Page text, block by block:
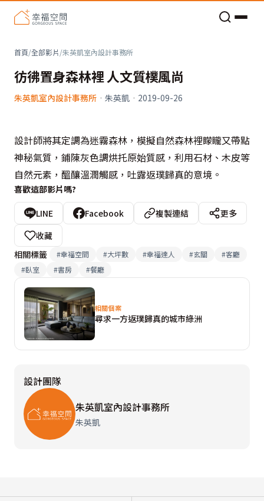
首頁/全部影片/朱英凱室內設計事務所
彷彿置身森林裡 人文質樸風尚
朱英凱室內設計事務所 · 朱英凱 · 2019-09-26
設計師將其定調為迷霧森林，模擬自然森林裡矇矓又帶點
神秘氣質，鋪陳灰色調烘托原始質感，利用石材、木皮等
自然元素，醞釀溫潤觸感，吐露返璞歸真的意境。
喜歡這部影片嗎?
LINE Facebook 複製連結
更多
收藏
相關標籤
#幸福空間 #大坪數 #幸福達人 #玄關 #客廳
#臥室 #書房 #餐廳
相關個案
尋求一方返璞歸真的城市綠洲
設計團隊
朱英凱室內設計事務所
朱英凱